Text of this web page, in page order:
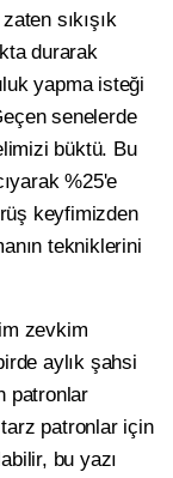
sıkışık
durarak
yapma isteği
senelerde
büktü. Bu
%25'e
keyfimizden
tekniklerini
zevkim
aylık şahsi
patronlar
patronlar için
bu yazı